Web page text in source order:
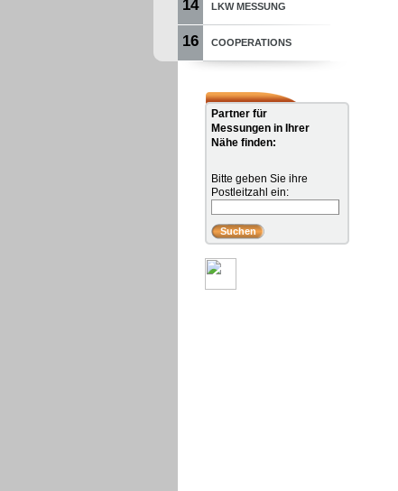
14 LKW MESSUNG
16 COOPERATIONS
Partner für
Messungen in Ihrer
Nähe finden:
Bitte geben Sie ihre
Postleitzahl ein: